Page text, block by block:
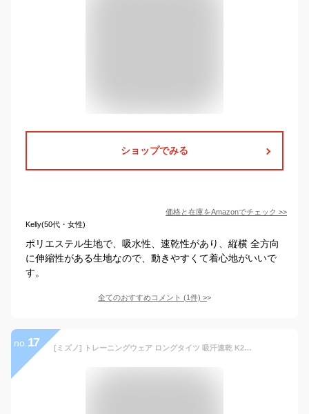
ショップでみる
価格と在庫をAmazonでチェック >>
Kelly(50代・女性)
ポリエステル生地で、吸水性、速乾性があり、縦横 全方向
に伸縮性がある生地なので、動きやすくて着心地がいいで
す。
全てのおすすめコメント (1件) >
no. 17 [ミズノ] トレーニングウェア ロングタイツ 吸汗速乾 K2JB1190 メンズ ブラック×ブラック L